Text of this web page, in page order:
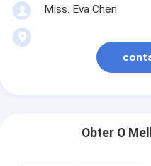
Miss. Eva Chen
Obter O